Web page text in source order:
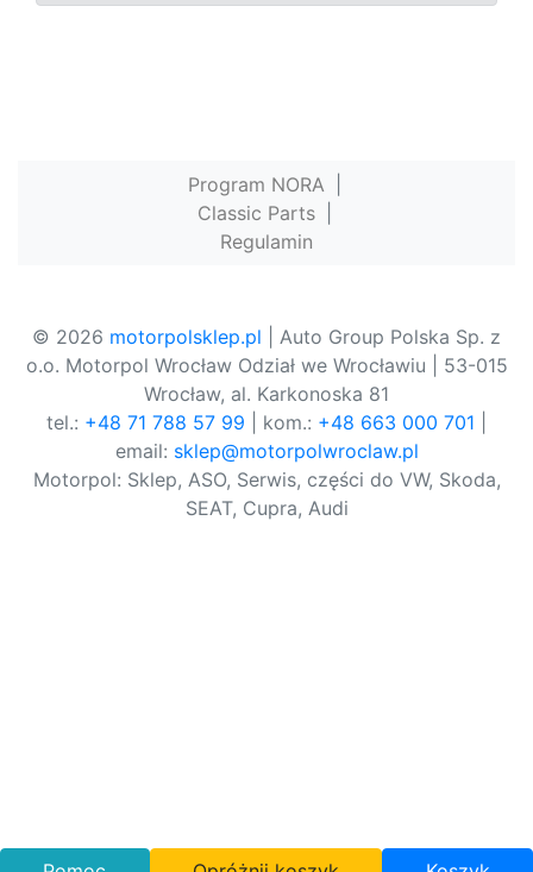
Program NORA
Classic Parts
Regulamin
© 2026 motorpolsklep.pl | Auto Group Polska Sp. z
o.o. Motorpol Wrocław Odział we Wrocławiu | 53-015
Wrocław, al. Karkonoska 81
tel.: +48 71 788 57 99 | kom.: +48 663 000 701
email: sklep@motorpolwroclaw.pl
Motorpol: Sklep, ASO, Serwis, części do VW, Skoda,
SEAT, Cupra, Audi